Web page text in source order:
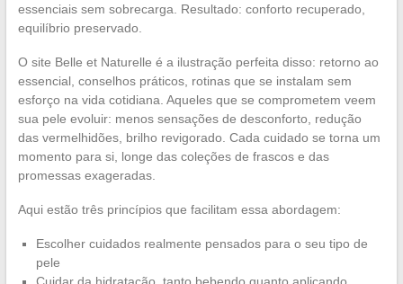
essenciais sem sobrecarga. Resultado: conforto recuperado,
equilíbrio preservado.
O site Belle et Naturelle é a ilustração perfeita disso: retorno ao
essencial, conselhos práticos, rotinas que se instalam sem
esforço na vida cotidiana. Aqueles que se comprometem veem
sua pele evoluir: menos sensações de desconforto, redução
das vermelhidões, brilho revigorado. Cada cuidado se torna um
momento para si, longe das coleções de frascos e das
promessas exageradas.
Aqui estão três princípios que facilitam essa abordagem:
Escolher cuidados realmente pensados para o seu tipo de
pele